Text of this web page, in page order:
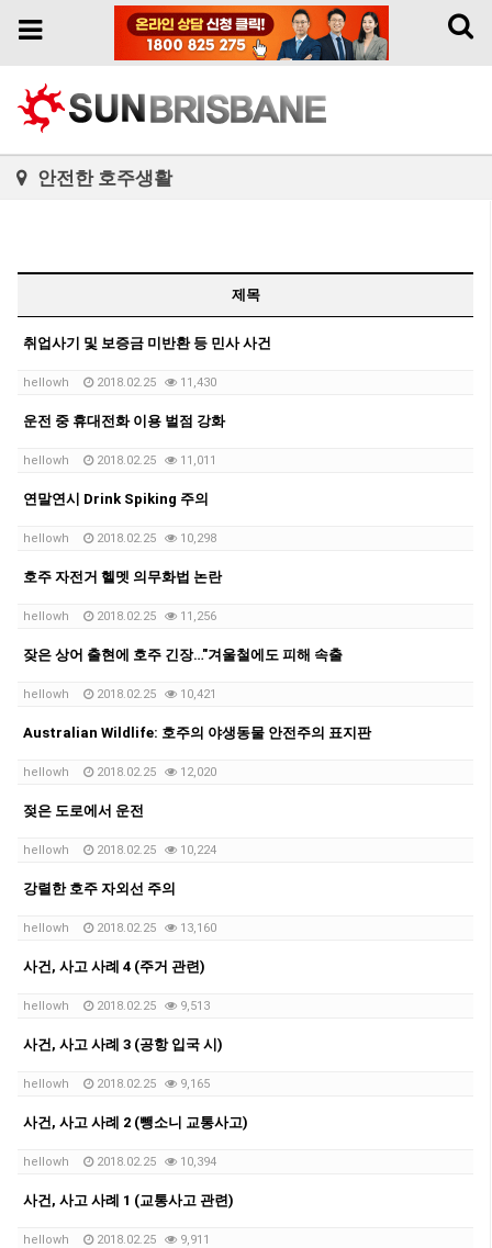
Toggle
Toggle
안전한 호주생활
제목
취업사기 및 보증금 미반환 등 민사 사건
hellowh 2018.02.25 11,430
운전 중 휴대전화 이용 벌점 강화
hellowh 2018.02.25 11,011
연말연시 Drink Spiking 주의
hellowh 2018.02.25 10,298
호주 자전거 헬멧 의무화법 논란
hellowh 2018.02.25 11,256
잦은 상어 출현에 호주 긴장…"겨울철에도 피해 속출
hellowh 2018.02.25 10,421
Australian Wildlife: 호주의 야생동물 안전주의 표지판
hellowh 2018.02.25 12,020
젖은 도로에서 운전
hellowh 2018.02.25 10,224
강렬한 호주 자외선 주의
hellowh 2018.02.25 13,160
사건, 사고 사례 4 (주거 관련)
hellowh 2018.02.25 9,513
사건, 사고 사례 3 (공항 입국 시)
hellowh 2018.02.25 9,165
사건, 사고 사례 2 (뺑소니 교통사고)
hellowh 2018.02.25 10,394
사건, 사고 사례 1 (교통사고 관련)
hellowh 2018.02.25 9,911